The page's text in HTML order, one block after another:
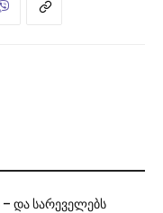
და სარეველებს